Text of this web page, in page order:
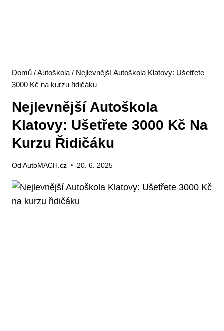
Domů /Autoškola / Nejlevnější Autoškola Klatovy: Ušetřete
3000 Kč na kurzu řidičáku
Nejlevnější Autoškola
Klatovy: Ušetřete 3000 Kč Na
Kurzu Řidičáku
Od AutoMACH.cz 20. 6. 2025